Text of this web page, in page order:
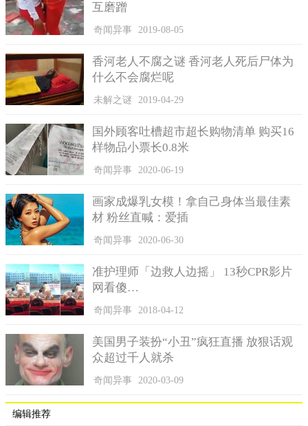
互磨蹭
奇闻异事 2019-08-05
香河老人不腐之谜 香河老人死后尸体为
什么不会腐烂呢
未解之谜 2019-04-29
国外顾客吐槽超市超长购物清单 购买16
样物品小票长0.8米
奇闻异事 2020-06-19
画家成爆乳女模！拿自己身体当最佳素
材 粉丝直喊：爱插
奇闻异事 2020-06-30
准护理师「边救人边摇」 13秒CPR影片
网看傻…
奇闻异事 2018-04-12
美国男子装扮“小丑”疯狂直播 放狠话观
众超过千人就杀
奇闻异事 2020-03-09
编辑推荐